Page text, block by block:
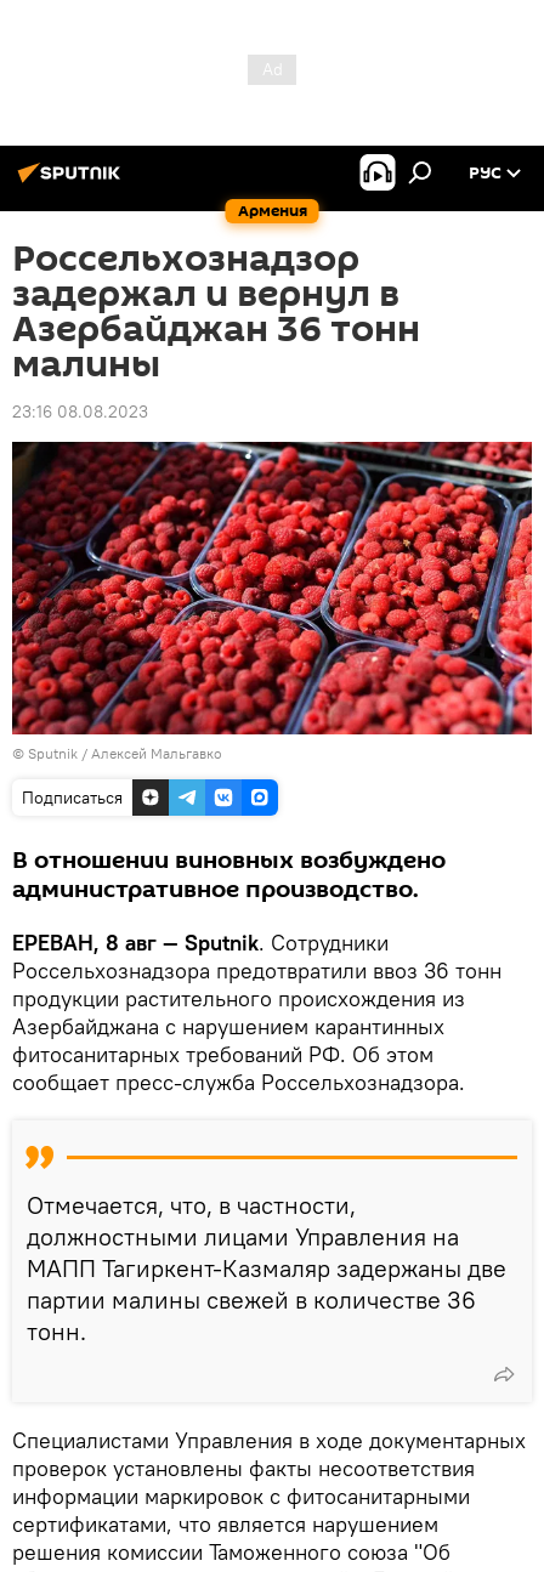
Армения
РУС
Россельхознадзор
задержал и вернул в
Азербайджан 36 тонн
малины
23:16 08.08.2023
© Sputnik / Алексей Мальгавко
Подписаться
В отношении виновных возбуждено
административное производство.
ЕРЕВАН, 8 авг — Sputnik. Сотрудники
Россельхознадзора предотвратили ввоз 36 тонн
продукции растительного происхождения из
Азербайджана с нарушением карантинных
фитосанитарных требований РФ. Об этом
сообщает пресс-служба Россельхознадзора.
Отмечается, что, в частности,
должностными лицами Управления на
МАПП Тагиркент-Казмаляр задержаны две
партии малины свежей в количестве 36
тонн.
Специалистами Управления в ходе документарных
проверок установлены факты несоответствия
информации маркировок с фитосанитарными
сертификатами, что является нарушением
решения комиссии Таможенного союза "Об